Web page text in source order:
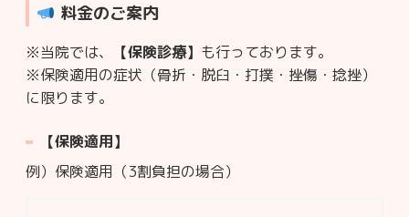
料金のご案内
※当院では、 【保険診療】 も行っております。
※保険適用の症状（骨折・脱臼・打撲・挫傷・捻挫）
に限ります。
【保険適用】
例）保険適用（3割負担の場合）